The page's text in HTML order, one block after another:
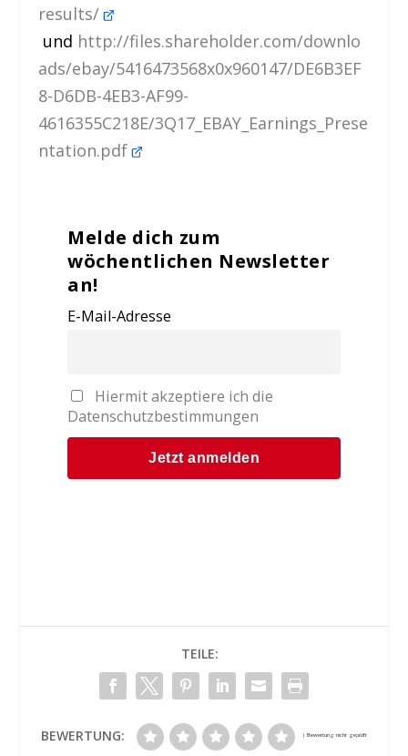
results/
und http://files.shareholder.com/downlo
ads/ebay/5416473568x0x960147/DE6B3EF
8-D6DB-4EB3-AF99-
4616355C218E/3Q17_EBAY_Earnings_Prese
ntation.pdf
Melde dich zum
wöchentlichen Newsletter
an!
E-Mail-Adresse
Hiermit akzeptiere ich die
Datenschutzbestimmungen
TEILE:
BEWERTUNG: